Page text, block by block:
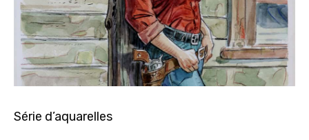
Série d’aquarelles